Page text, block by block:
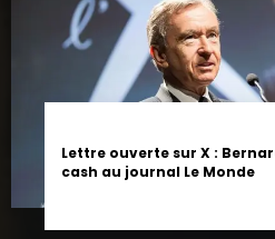
Lettre ouverte sur X :
cash au journal Le Monde